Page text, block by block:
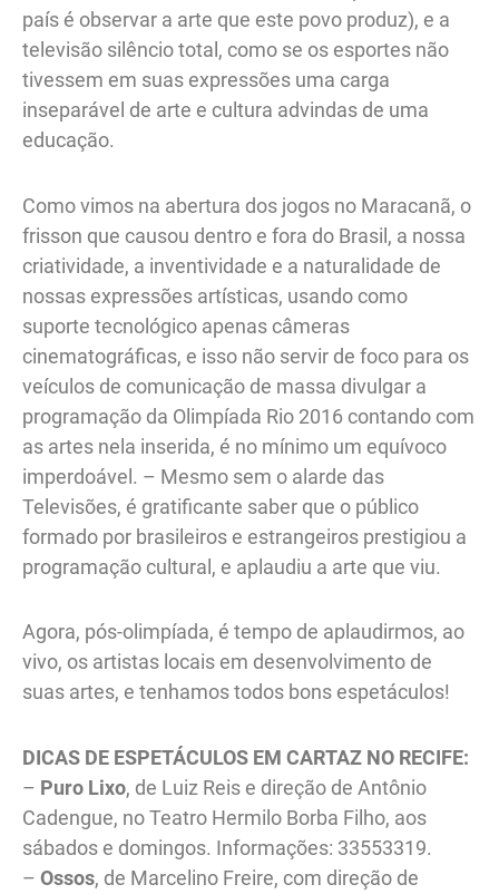
país é observar a arte que este povo produz), e a
televisão silêncio total, como se os esportes não
tivessem em suas expressões uma carga
inseparável de arte e cultura advindas de uma
educação.
Como vimos na abertura dos jogos no Maracanã, o
frisson que causou dentro e fora do Brasil, a nossa
criatividade, a inventividade e a naturalidade de
nossas expressões artísticas, usando como
suporte tecnológico apenas câmeras
cinematográficas, e isso não servir de foco para os
veículos de comunicação de massa divulgar a
programação da Olimpíada Rio 2016 contando com
as artes nela inserida, é no mínimo um equívoco
imperdoável. – Mesmo sem o alarde das
Televisões, é gratificante saber que o público
formado por brasileiros e estrangeiros prestigiou a
programação cultural, e aplaudiu a arte que viu.
Agora, pós-olimpíada, é tempo de aplaudirmos, ao
vivo, os artistas locais em desenvolvimento de
suas artes, e tenhamos todos bons espetáculos!
DICAS DE ESPETÁCULOS EM CARTAZ NO RECIFE:
– Puro Lixo, de Luiz Reis e direção de Antônio
Cadengue, no Teatro Hermilo Borba Filho, aos
sábados e domingos. Informações: 33553319.
– Ossos, de Marcelino Freire, com direção de